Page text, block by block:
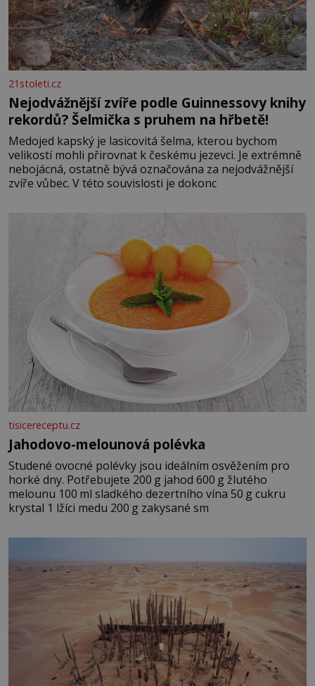
21stoleti.cz
Nejodvážnější zvíře podle Guinnessovy knihy
rekordů? Šelmička s pruhem na hřbetě!
Medojed kapský je lasicovitá šelma, kterou bychom
velikostí mohli přirovnat k českému jezevci. Je extrémně
nebojácná, ostatně bývá označována za nejodvážnější
zvíře vůbec. V této souvislosti je dokonc
tisicereceptu.cz
Jahodovo-melounová polévka
Studené ovocné polévky jsou ideálním osvěžením pro
horké dny. Potřebujete 200 g jahod 600 g žlutého
melounu 100 ml sladkého dezertního vína 50 g cukru
krystal 1 lžíci medu 200 g zakysané sm